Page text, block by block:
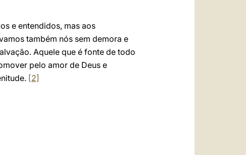
e entendidos, mas aos
também nós sem demora e
Aquele que é fonte de todo
pelo amor de Deus e
[2]